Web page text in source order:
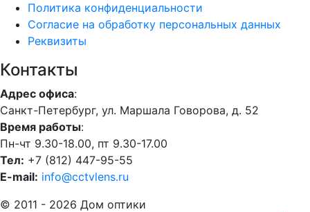
Политика конфиденциальности
Согласие на обработку персональных данных
Реквизиты
Контакты
Адрес офиса:
Санкт-Петербург, ул. Маршала Говорова, д. 52
Время работы:
Пн-чт 9.30-18.00, пт 9.30-17.00
Тел: +7 (812) 447-95-55
E-mail: info@cctvlens.ru
© 2011 - 2026 Дом оптики